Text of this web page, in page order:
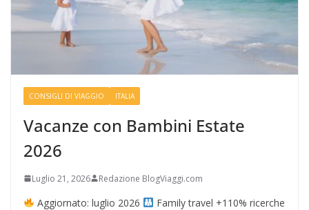
CONSIGLI DI VIAGGIO ITALIA
Vacanze con Bambini Estate
2026
Luglio 21, 2026 Redazione BlogViaggi.com
Aggiornato: luglio 2026
Family travel +110% ricerche